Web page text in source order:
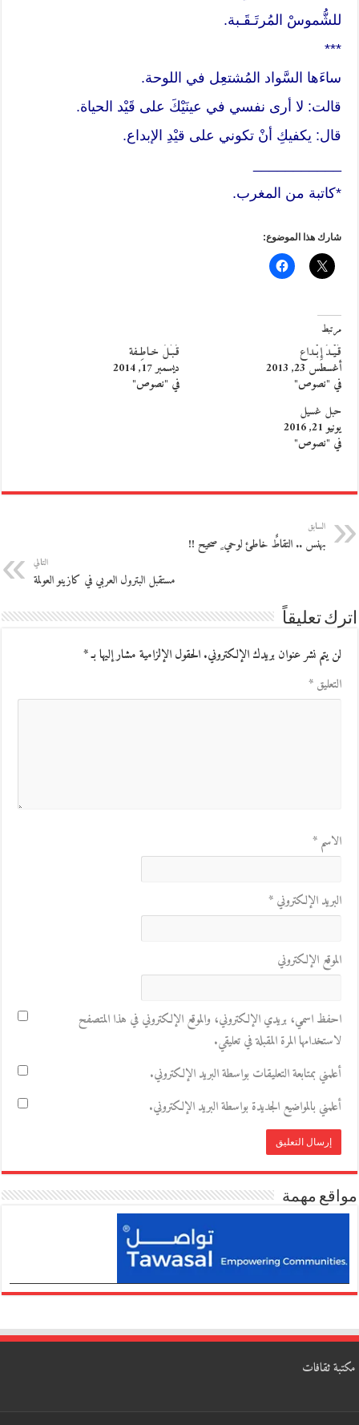
للشُّموسْ المُرتَـقَـبة.
***
ساءَها السَّواد المُشتعِل في اللوحة.
قالت: لا أرى نفسي في عينَيْكَ على قَيْد الحياة.
قال: يكفيكِ أنْ تكوني على قيْدِ الإبداع.
*كاتبة من المغرب.
شارك هذا الموضوع:
مرتبط
قَـيْـدُ إِبْـداع
أغسطس 23, 2013
في "نصوص"
قُـبَـلٌ خـاطِـفة
ديسمبر 17, 2014
في "نصوص"
حبل غسيل
يونيو 21, 2016
في "نصوص"
السابق
بهنس .. التقاطٌ خاطئ لوحي ٍ صحيح !!
التالي
مستقبل البترول العربي في كازينو العولمة
اترك تعليقاً
لن يتم نشر عنوان بريدك الإلكتروني.الحقول الإلزامية مشار إليها بـ*
التعليق*
الاسم*
البريد الإلكتروني*
الموقع الإلكتروني
احفظ اسمي، بريدي الإلكتروني، والموقع الإلكتروني في هذا المتصفح
لاستخدامها المرة المقبلة في تعليقي.
أعلمني بمتابعة التعليقات بواسطة البريد الإلكتروني.
أعلمني بالمواضيع الجديدة بواسطة البريد الإلكتروني.
مواقع مهمة
مكتبة ثقافات